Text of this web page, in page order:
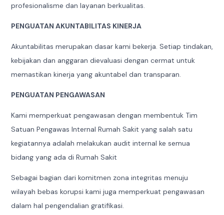
profesionalisme dan layanan berkualitas.
PENGUATAN AKUNTABILITAS KINERJA
Akuntabilitas merupakan dasar kami bekerja. Setiap tindakan,
kebijakan dan anggaran dievaluasi dengan cermat untuk
memastikan kinerja yang akuntabel dan transparan.
PENGUATAN PENGAWASAN
Kami memperkuat pengawasan dengan membentuk Tim
Satuan Pengawas Internal Rumah Sakit yang salah satu
kegiatannya adalah melakukan audit internal ke semua
bidang yang ada di Rumah Sakit
Sebagai bagian dari komitmen zona integritas menuju
wilayah bebas korupsi kami juga memperkuat pengawasan
dalam hal pengendalian gratifikasi.